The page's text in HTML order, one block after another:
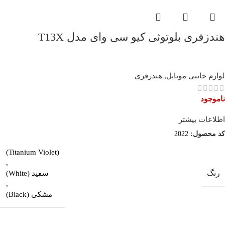
هندزفری بلوتوثی کیو سی وای مدل T13X
لوازم جانبی موبایل, هندزفری
ناموجود
اطلاعات بیشتر
کد محصول: 2022
رنگ
(Titanium Violet)
,
سفید (White)
,
مشکی (Black)